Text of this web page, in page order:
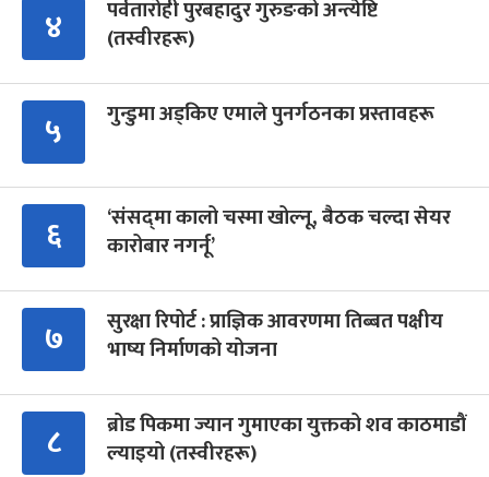
४
पर्वतारोही पुरबहादुर गुरुङको अन्त्येष्टि
(तस्वीरहरू)
५ गुन्डुमा अड्किए एमाले पुनर्गठनका प्रस्तावहरू
६
‘संसद्‍मा कालो चस्मा खोल्नू, बैठक चल्दा सेयर
कारोबार नगर्नू’
७
सुरक्षा रिपोर्ट : प्राज्ञिक आवरणमा तिब्बत पक्षीय
भाष्य निर्माणको योजना
८
ब्रोड पिकमा ज्यान गुमाएका युक्तको शव काठमाडौं
ल्याइयो (तस्वीरहरू)